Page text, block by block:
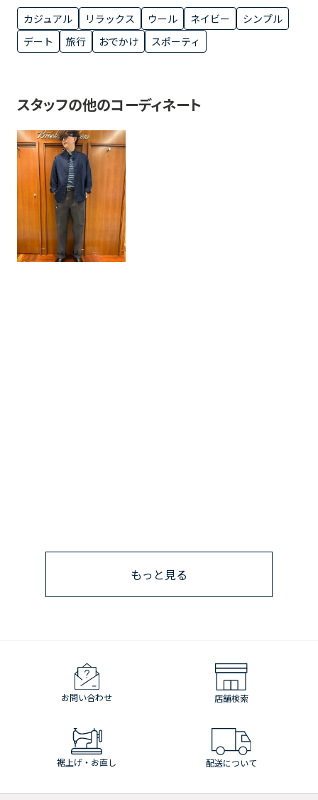
カジュアル リラックス ウール ネイビー
シンプル
デート
旅行 おでかけ スポーティ
スタッフの他のコーディネート
もっと見る
お問い合わせ 店舗検索
裾上げ・お直し 配送について